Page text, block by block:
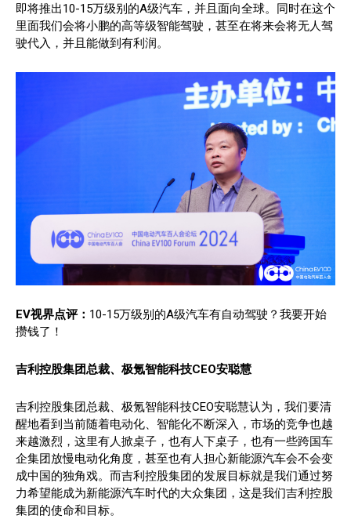
即将推出10-15万级别的A级汽车，并且面向全球。同时在这个
里面我们会将小鹏的高等级智能驾驶，甚至在将来会将无人驾
驶代入，并且能做到有利润。
EV视界点评： 10-15万级别的A级汽车有自动驾驶？我要开始
攒钱了！
吉利控股集团总裁、极氪智能科技CEO安聪慧
吉利控股集团总裁、极氪智能科技CEO安聪慧认为，我们要清
醒地看到当前随着电动化、智能化不断深入，市场的竞争也越
来越激烈，这里有人掀桌子，也有人下桌子，也有一些跨国车
企集团放慢电动化角度，甚至也有人担心新能源汽车会不会变
成中国的独角戏。而吉利控股集团的发展目标就是我们通过努
力希望能成为新能源汽车时代的大众集团，这是我们吉利控股
集团的使命和目标。